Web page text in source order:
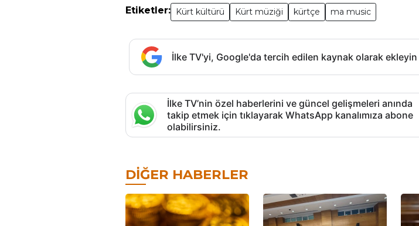
Etiketler: Kürt kültürü Kürt müziği kürtçe ma music
İlke TV'yi, Google'da tercih edilen kaynak olarak ekleyin
İlke TV’nin özel haberlerini ve güncel gelişmeleri anında
takip etmek için tıklayarak WhatsApp kanalımıza abone
olabilirsiniz.
DIĞER HABERLER